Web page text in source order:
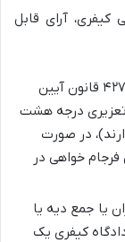
کیفری، آرای قابل
بر اساس ماده ۴۲۷ قانون آیین
تعزیری درجه هشت
در صورت
فرجام خواهی در
یا جمع دیه یا
کیفری یک